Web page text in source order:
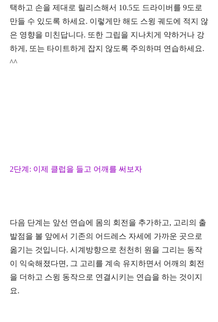
택하고 손을 제대로 릴리스해서 10.5도 드라이버를 9도로
만들 수 있도록 하세요. 이렇게만 해도 스윙 궤도에 적지 않
은 영향을 미친답니다. 또한 그립을 지나치게 약하거나 강
하게 , 또는 타이트하게 잡지 않도록 주의하며 연습하세요.
^^
2단계 : 이제 클럽을 들고 어깨를 써보자
다음 단계는 앞선 연습에 몸의 회전을 추가하고, 고리의 출
발점을 볼 앞에서 기존의 어드레스 자세에 가까운 곳으로
옮기는 것입니다. 시계방향으로 천천히 원을 그리는 동작
이 익숙해졌다면 , 그 고리를 계속 유지하면서 어깨의 회전
을 더하고 스윙 동작으로 연결시키는 연습을 하는 것이지
요.